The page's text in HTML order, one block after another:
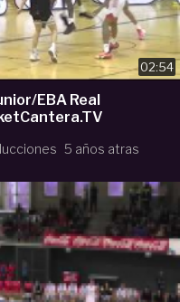
02:54
EBA Real
5 años atras